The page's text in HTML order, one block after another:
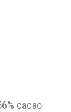
cacao